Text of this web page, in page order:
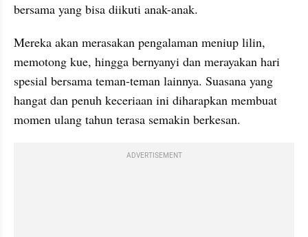
bersama yang bisa diikuti anak-anak.
Mereka akan merasakan pengalaman meniup lilin,
memotong kue, hingga bernyanyi dan merayakan hari
spesial bersama teman-teman lainnya. Suasana yang
hangat dan penuh keceriaan ini diharapkan membuat
momen ulang tahun terasa semakin berkesan.
ADVERTISEMENT